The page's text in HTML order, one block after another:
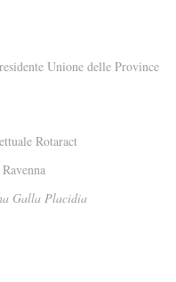
Unione delle Province
Rotaract
Galla Placidia